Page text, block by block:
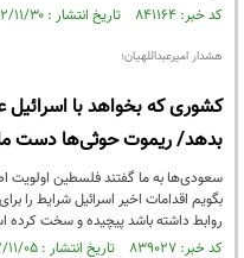
کد خبر: ۸۴۱۱۶۴ تاریخ انتشار : ۱۴۰۲/۱۱/۳۰
هشدار امیرعبداللهیان؛
کشوری که بخواهد با اسرائیل
بدهد/ ریموت حوثی‌ها دست
سعودی‌ها به ما گفتند فلسطین
بگویم اقدامات اخیر اسرائیل شرایط را
روابط داشته باشد پیچیده و سخت کرده
کد خبر: ۸۳۹۰۲۷ تاریخ انتشار : ۱۴۰۲/۱۱/۰۵